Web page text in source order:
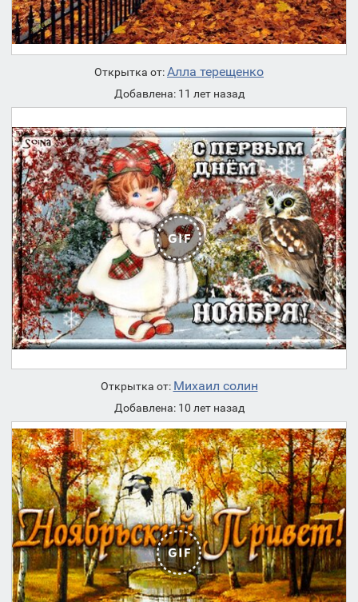
Открытка от:Алла терещенко
Добавлена: 11 лет назад
Открытка от: Михаил солин
Добавлена: 10 лет назад